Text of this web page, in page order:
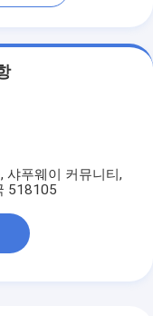
샤푸웨이 커뮤니티,
518105